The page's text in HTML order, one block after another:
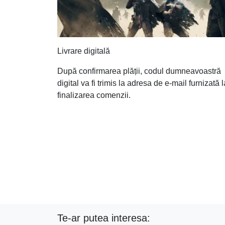
Livrare digitală
După confirmarea plății, codul dumneavoastră
digital va fi trimis la adresa de e-mail furnizată
finalizarea comenzii.
Te-ar putea interesa: